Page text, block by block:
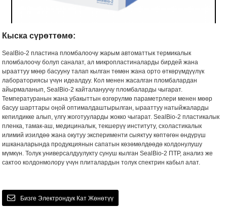
Кыска сүрөттөмө:
SealBio-2 пластина пломбалоочу жарым автоматтык термикалык
пломбалоочу болуп саналат, ал микропластиналарды бирдей жана
ырааттуу мөөр басууну талап кылган төмөн жана орто өткөрүмдүүлүк
лабораториясы үчүн идеалдуу. Кол менен жасалган пломбалардан
айырмаланып, SealBio-2 кайталануучу пломбаларды чыгарат.
Температуранын жана убакыттын өзгөрүлмө параметрлери менен мөөр
басуу шарттары оңой оптималдаштырылган, ырааттуу натыйжаларды
кепилдикке алып, үлгү жоготууларды жокко чыгарат. SealBio-2 пластикалык
пленка, тамак-аш, медициналык, текшерүү институту, схоластикалык
илимий изилдөө жана окутуу эксперименти сыяктуу көптөгөн өндүрүш
ишканаларында продукциянын сапатын көзөмөлдөөдө колдонулушу
мүмкүн. Толук универсалдуулукту сунуш кылган SealBio-2 ПТР, анализ же
сактоо колдонмолору үчүн плиталардын толук спектрин кабыл алат.
Бизге Электрондук Кат Жөнөтүү